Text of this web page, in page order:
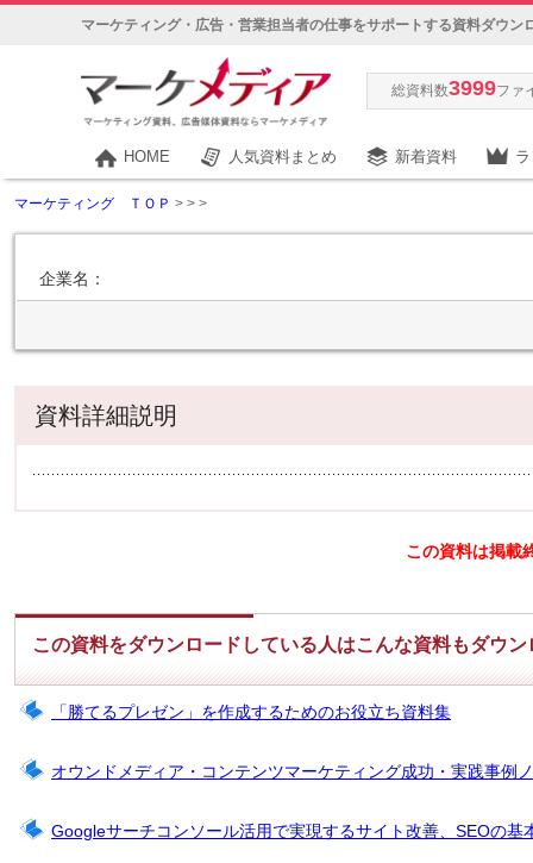
マーケティング・広告・営業担当者の仕事をサポートする資料ダウン
総資料数3999ファ
HOME 人気資料まとめ 新着資料
マーケティング ＴＯＰ > > >
企業名：
資料詳細説明
この資料は掲載
この資料をダウンロードしている人はこんな資料もダウ
「勝てるプレゼン」を作成するためのお役立ち資料集
オウンドメディア・コンテンツマーケティング成功・実践事例
Googleサーチコンソール活用で実現するサイト改善、SEOの